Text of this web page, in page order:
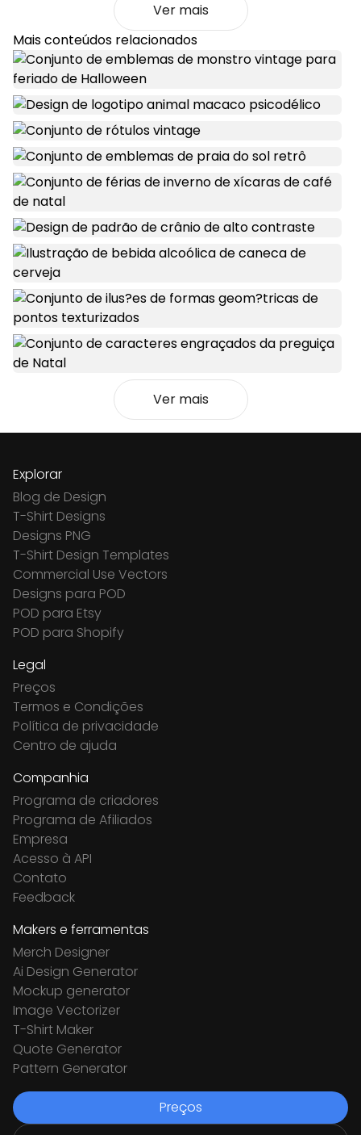
Ver mais
Mais conteúdos relacionados
Ver mais
Explorar
Blog de Design
T-Shirt Designs
Designs PNG
T-Shirt Design Templates
Commercial Use Vectors
Designs para POD
POD para Etsy
POD para Shopify
Legal
Preços
Termos e Condições
Política de privacidade
Centro de ajuda
Companhia
Programa de criadores
Programa de Afiliados
Empresa
Acesso à API
Contato
Feedback
Makers e ferramentas
Merch Designer
Ai Design Generator
Mockup generator
Image Vectorizer
T-Shirt Maker
Quote Generator
Pattern Generator
Preços